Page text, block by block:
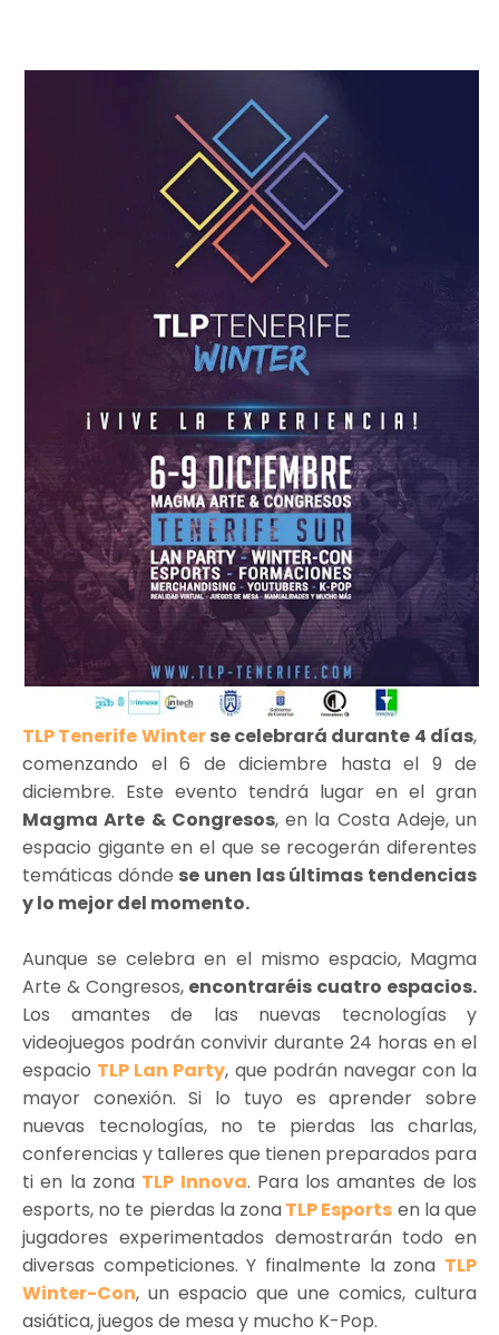
TLP Tenerife Winterse celebrará durante 4 días,
comenzando el 6 de diciembre hasta el 9 de
diciembre. Este evento tendrá lugar en el gran
Magma Arte & Congresos, en la Costa Adeje, un
espacio gigante en el que se recogerán diferentes
temáticas dónde se unen las últimas tendencias
y lo mejor del momento.
Aunque se celebra en el mismo espacio, Magma
Arte & Congresos, encontraréis cuatro espacios.
Los amantes de las nuevas tecnologías y
videojuegos podrán convivir durante 24 horas en el
espacio TLP Lan Party, que podrán navegar con la
mayor conexión. Si lo tuyo es aprender sobre
nuevas tecnologías, no te pierdas las charlas,
conferencias y talleres que tienen preparados para
ti en la zona TLP Innova. Para los amantes de los
esports, no te pierdas la zonaTLP Esports en la que
jugadores experimentados demostrarán todo en
diversas competiciones. Y finalmente la zona TLP
Winter-Con, un espacio que une comics, cultura
asiática, juegos de mesa y mucho K-Pop.